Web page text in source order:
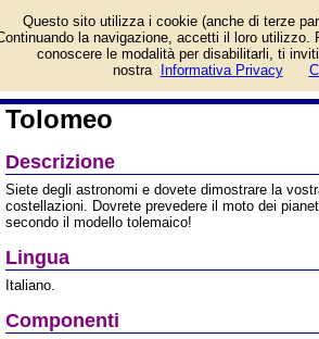
Tolomeo
Descrizione
Siete degli astronomi e dovete dimostrare la
costellazioni. Dovrete prevedere il moto dei
secondo il modello tolemaico!
Lingua
Italiano.
Componenti
Questo sito utilizza i cookie (anche di terze
la navigazione, accetti il loro utilizzo.
conoscere le modalità per disabilitarli, ti
nostra
Informativa Privacy